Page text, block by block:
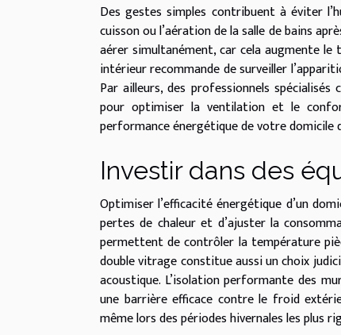
Des gestes simples contribuent à éviter
cuisson ou l’aération de la salle de bains
aérer simultanément, car cela augmente le
intérieur recommande de surveiller
Par ailleurs, des professionnels spécialisés
pour optimiser la ventilation et le
performance énergétique de votre domicile
Investir dans des
Optimiser l’efficacité énergétique d’un
pertes de chaleur et d’ajuster la
permettent de contrôler la température
double vitrage constitue aussi un choix
acoustique. L’isolation performante des
une barrière efficace contre le froid
même lors des périodes hivernales les plus